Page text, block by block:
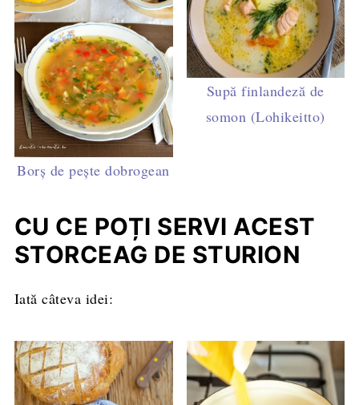
Borș de pește dobrogean
Supă finlandeză de
somon (Lohikeitto)
CU CE POȚI SERVI ACEST
STORCEAG DE STURION
Iată câteva idei: